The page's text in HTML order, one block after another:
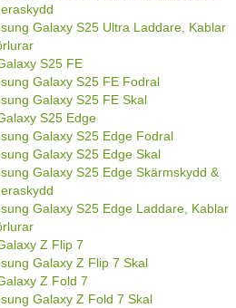
Galaxy S25 Ultra Laddare, Kablar
S25 FE
Galaxy S25 FE Fodral
Galaxy S25 FE Skal
S25 Edge
Galaxy S25 Edge Fodral
Galaxy S25 Edge Skal
Galaxy S25 Edge Skärmskydd &
Galaxy S25 Edge Laddare, Kablar
Z Flip 7
Galaxy Z Flip 7 Skal
Z Fold 7
Galaxy Z Fold 7 Skal